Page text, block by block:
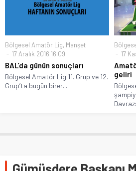
Bölgesel Amatör Lig, Manşet
17 Aralık 2016 16:09
BAL’da günün sonuçları
Bölgesel Amatör Lig 11. Grup ve 12.
Grup’ta bugün birer...
17
geliri